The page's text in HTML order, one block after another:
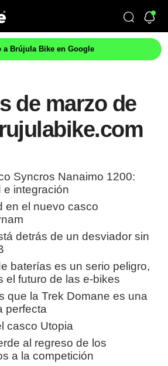
a Brújula Bike en Google
de marzo de
Syncros Nanaimo 1200:
e integración
en el nuevo casco
detrás de un desviador sin
baterías es un serio peligro,
el futuro de las e-bikes
que la Trek Domane es una
perfecta
casco Utopia
al regreso de los
a la competición